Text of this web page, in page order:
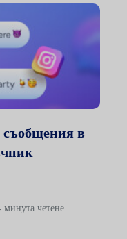
в
минута четене